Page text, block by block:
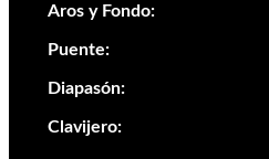
Aros y Fondo:
Puente:
Diapasón:
Clavijero: